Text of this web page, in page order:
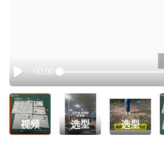
Play
00:00
视频 选型 选型